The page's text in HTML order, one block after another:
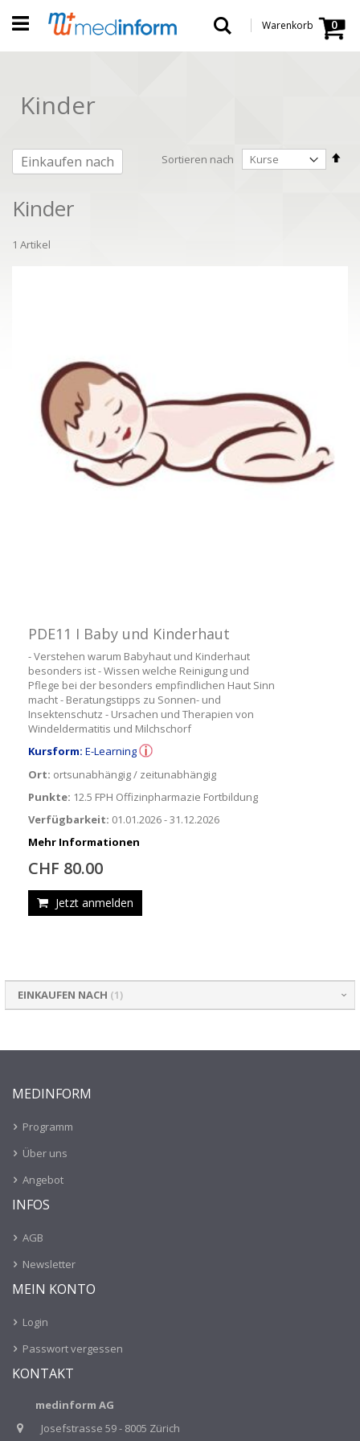
zum
Inhalt
Warenkorb 0
Suche
Kinder
Kinder
1 Artikel
Sortieren nach
In
PDE11 I Baby und Kinderhaut
- Verstehen warum Babyhaut und Kinderhaut
besonders ist - Wissen welche Reinigung und
Pflege bei der besonders empfindlichen Haut Sinn
macht - Beratungstipps zu Sonnen- und
Insektenschutz - Ursachen und Therapien von
Windeldermatitis und Milchschorf
Kursform: E-Learning
Ort: ortsunabhängig / zeitunabhängig
Punkte: 12.5 FPH Offizinpharmazie Fortbildung
Verfügbarkeit: 01.01.2026 - 31.12.2026
Mehr Informationen
CHF 80.00
Jetzt anmelden
Einkaufen nach
EINKAUFEN NACH
MEDINFORM
Programm
Über uns
Angebot
INFOS
AGB
Newsletter
MEIN KONTO
Login
Passwort vergessen
KONTAKT
medinform AG
Josefstrasse 59 - 8005 Zürich